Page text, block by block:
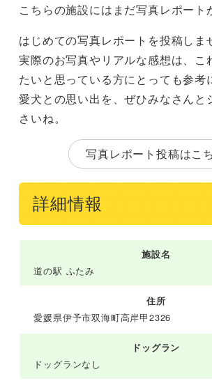
こちらの施設にはまだ写真レポート
はじめての写真レポートを投稿しま
実際のお写真やリアルな感想は、こ
たいと思っている方にとっても参考
愛犬との思い出を、ぜひみなさんと
さいね。
写真レポート投稿はこ
詳細情報
施設名
道の駅 ふたみ
住所
愛媛県伊予市双海町高岸甲2326
ドッグラン
ドッグランなし